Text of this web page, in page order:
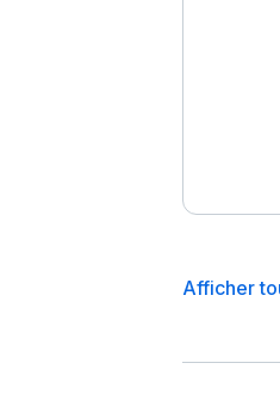
Afficher